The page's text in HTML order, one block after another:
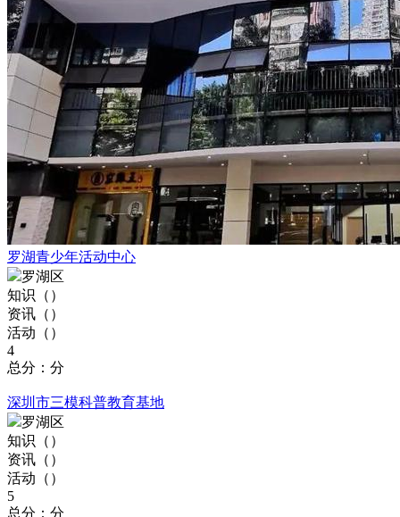
罗湖青少年活动中心
罗湖区
知识（ ）
资讯（ ）
活动（ ）
4
总分：分
深圳市三模科普教育基地
罗湖区
知识（ ）
资讯（ ）
活动（ ）
5
总分：分